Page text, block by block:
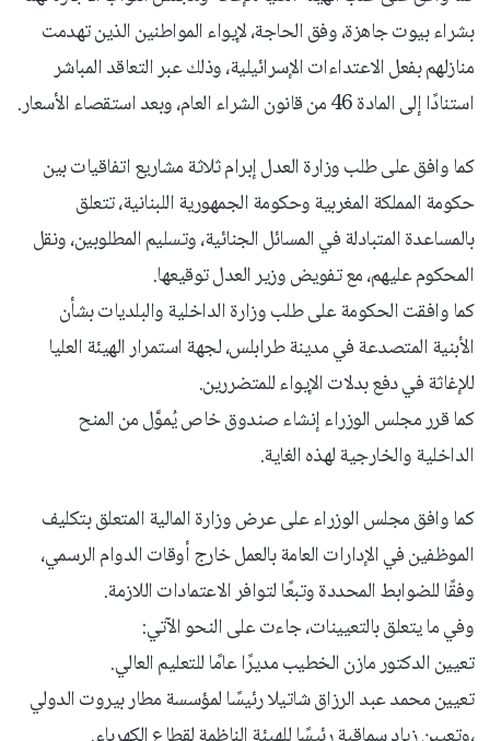
بشراء بيوت جاهزة، وفق الحاجة، لإيواء المواطنين الذين تهدمت
منازلهم بفعل الاعتداءات الإسرائيلية، وذلك عبر التعاقد المباشر
استنادًا إلى المادة 46 من قانون الشراء العام، وبعد استقصاء الأسعار.
كما وافق على طلب وزارة العدل إبرام ثلاثة مشاريع اتفاقيات بين
حكومة المملكة المغربية وحكومة الجمهورية اللبنانية، تتعلق
بالمساعدة المتبادلة في المسائل الجنائية، وتسليم المطلوبين، ونقل
المحكوم عليهم، مع تفويض وزير العدل توقيعها.
كما وافقت الحكومة على طلب وزارة الداخلية والبلديات بشأن
الأبنية المتصدعة في مدينة طرابلس، لجهة استمرار الهيئة العليا
للإغاثة في دفع بدلات الإيواء للمتضررين.
كما قرر مجلس الوزراء إنشاء صندوق خاص يُموَّل من المنح
الداخلية والخارجية لهذه الغاية.
كما وافق مجلس الوزراء على عرض وزارة المالية المتعلق بتكليف
الموظفين في الإدارات العامة بالعمل خارج أوقات الدوام الرسمي،
وفقًا للضوابط المحددة وتبعًا لتوافر الاعتمادات اللازمة.
وفي ما يتعلق بالتعيينات، جاءت على النحو الآتي:
تعيين الدكتور مازن الخطيب مديرًا عامًا للتعليم العالي.
تعيين محمد عبد الرزاق شاتيلا رئيسًا لمؤسسة مطار بيروت الدولي